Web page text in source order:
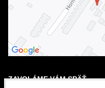
ZAVOLÁME VÁM SPÄŤ